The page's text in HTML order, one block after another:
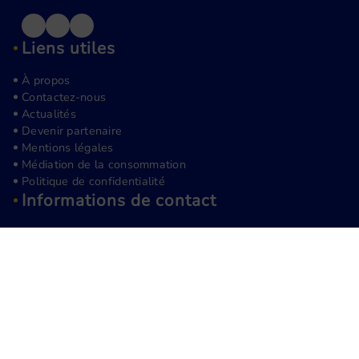
Liens utiles
À propos
Contactez-nous
Actualités
Devenir partenaire
Mentions légales
Médiation de la consommation
Politique de confidentialité
Informations de contact
(+33) 1 89 72 14 14